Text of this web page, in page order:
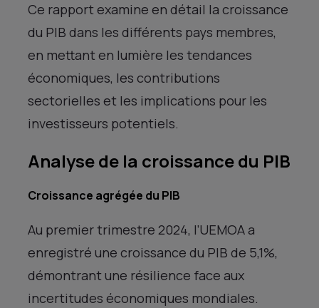
Ce rapport examine en détail la croissance
du PIB dans les différents pays membres,
en mettant en lumière les tendances
économiques, les contributions
sectorielles et les implications pour les
investisseurs potentiels.
Analyse de la croissance du PIB
Croissance agrégée du PIB
Au premier trimestre 2024, l’UEMOA a
enregistré une croissance du PIB de 5,1%,
démontrant une résilience face aux
incertitudes économiques mondiales.